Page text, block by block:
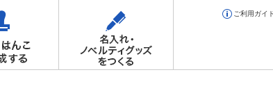
ご利用ガイ